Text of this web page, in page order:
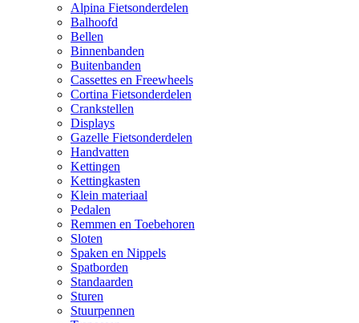
Alpina Fietsonderdelen
Balhoofd
Bellen
Binnenbanden
Buitenbanden
Cassettes en Freewheels
Cortina Fietsonderdelen
Crankstellen
Displays
Gazelle Fietsonderdelen
Handvatten
Kettingen
Kettingkasten
Klein materiaal
Pedalen
Remmen en Toebehoren
Sloten
Spaken en Nippels
Spatborden
Standaarden
Sturen
Stuurpennen